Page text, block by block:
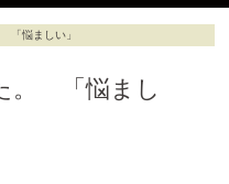
「悩ましい」
。 「悩まし